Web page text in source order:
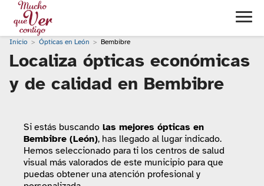
Inicio Ópticas en León Bembibre
Localiza ópticas económicas
y de calidad en Bembibre
Si estás buscando las mejores ópticas en
Bembibre (León), has llegado al lugar indicado.
Hemos seleccionado para ti los centros de salud
visual más valorados de este municipio para que
puedas obtener una atención profesional y